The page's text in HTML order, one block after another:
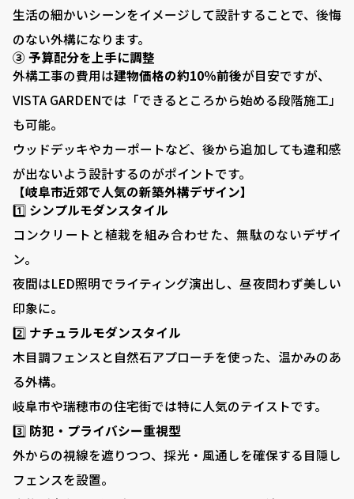
VISTA GARDEN
-株式会社 齋藤商店-
生活の細かいシーンをイメージして設計することで、後悔
のない外構になります。
③ 予算配分を上手に調整
外構工事の費用は建物価格の約10％前後が目安ですが、
VISTA GARDENでは「できるところから始める段階施工」
も可能。
ウッドデッキやカーポートなど、後から追加しても違和感
が出ないよう設計するのがポイントです。
【岐阜市近郊で人気の新築外構デザイン】
1️⃣ シンプルモダンスタイル
コンクリートと植栽を組み合わせた、無駄のないデザイ
ン。
夜間はLED照明でライティング演出し、昼夜問わず美しい
印象に。
2️⃣ ナチュラルモダンスタイル
木目調フェンスと自然石アプローチを使った、温かみのあ
る外構。
岐阜市や瑞穂市の住宅街では特に人気のテイストです。
3️⃣ 防犯・プライバシー重視型
外からの視線を遮りつつ、採光・風通しを確保する目隠し
フェンスを設置。